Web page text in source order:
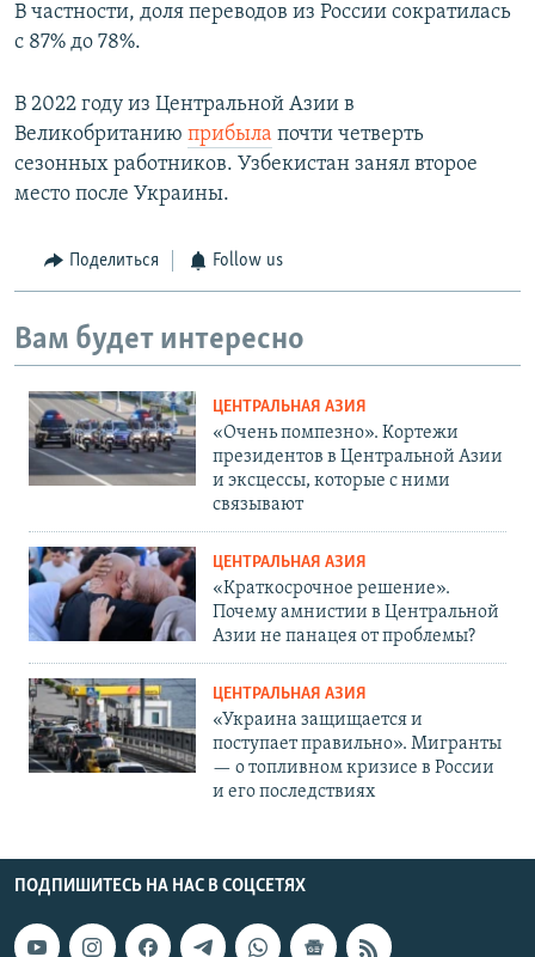
В частности, доля переводов из России сократилась
с 87% до 78%.
В 2022 году из Центральной Азии в
Великобританию прибыла почти четверть
сезонных работников. Узбекистан занял второе
место после Украины.
Поделиться Follow us
Вам будет интересно
ЦЕНТРАЛЬНАЯ АЗИЯ
«Очень помпезно». Кортежи
президентов в Центральной Азии
и эксцессы, которые с ними
связывают
ЦЕНТРАЛЬНАЯ АЗИЯ
«Краткосрочное решение».
Почему амнистии в Центральной
Азии не панацея от проблемы?
ЦЕНТРАЛЬНАЯ АЗИЯ
«Украина защищается и
поступает правильно». Мигранты
— о топливном кризисе в России
и его последствиях
ПОДПИШИТЕСЬ НА НАС В СОЦСЕТЯХ